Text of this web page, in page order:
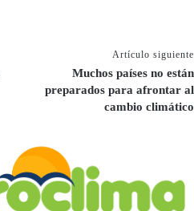
Artículo siguiente
Muchos países no están
preparados para afrontar al
cambio climático